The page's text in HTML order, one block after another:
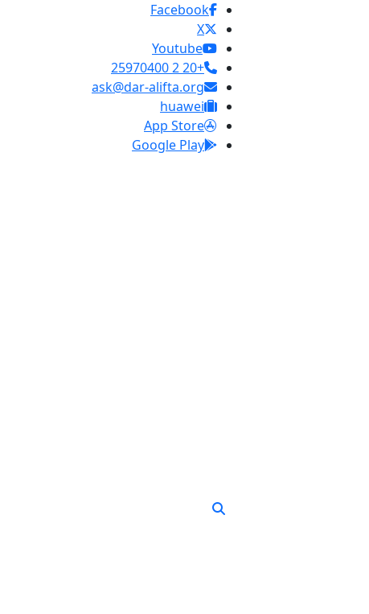
Facebook
X
Youtube
+20 2 25970400
ask@dar-alifta.org
huawei
App Store
Google Play